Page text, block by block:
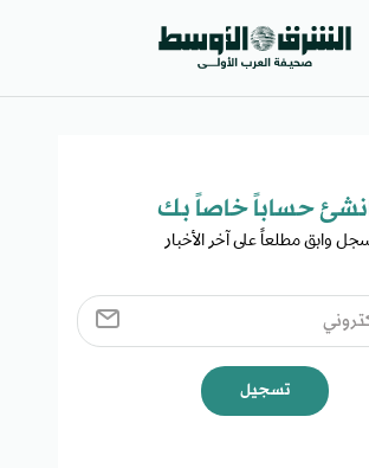
حساباً خاصاً بك​
وابق مطلعاً على آخر الأخبار
تسجيل